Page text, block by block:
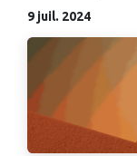
9 juil. 2024